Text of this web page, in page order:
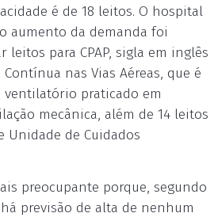
é de 18 leitos. O hospital
aumento da demanda foi
leitos para CPAP, sigla em inglês
nas Vias Aéreas, que é
praticado em
mecânica, além de 14 leitos
Unidade de Cuidados
preocupante porque, segundo
previsão de alta de nenhum